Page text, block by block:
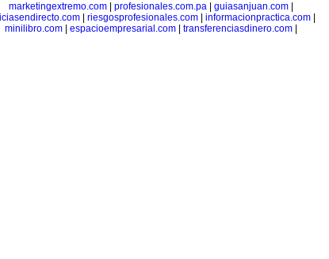
marketingextremo.com| profesionales.com.pa| guiasanjuan.com|
riesgosprofesionales.com informacionpractica.com
minilibro.com| espacioempresarial.com| transferenciasdinero.com|